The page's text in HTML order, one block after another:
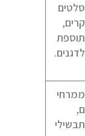
סלטים
קרים,
תוספת
לדגנים.
ממרחי
ם,
תבשילי